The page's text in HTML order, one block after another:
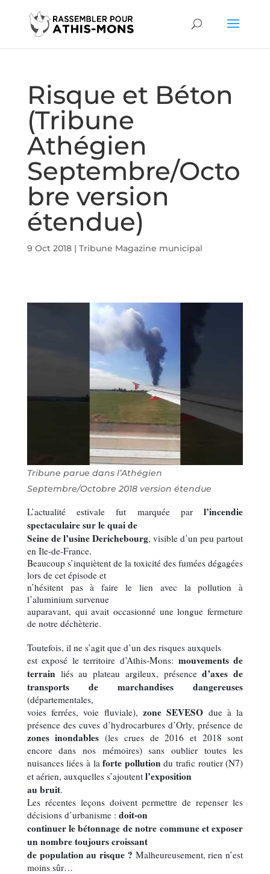
Risque et Béton
(Tribune
Athégien
Septembre/Octo
bre version
étendue)
9 Oct 2018| Tribune Magazine municipal
Tribune parue dans l’Athégien
Septembre/Octobre 2018 version étendue
L’actualité estivale fut marquée parl’incendie
spectaculaire sur le quai de
Seine de l’usine Derichebourg, visible d’un peu partout
en Ile-de-France.
Beaucoup s’inquiètent de la toxicité des fumées dégagées
lors de cet épisode et
n’hésitent pas à faire le lien avec la pollution à
l’aluminium survenue
auparavant, qui avait occasionné une longue fermeture
de notre déchèterie.
Toutefois, il ne s’agit que d’un des risques auxquels
est exposé le territoire d’Athis-Mons: mouvements de
terrain liés au plateau argileux, présenced’axes de
transports de marchandises dangereuses
(départementales,
voies ferrées, voie fluviale), zone SEVESO due à la
présence des cuves d’hydrocarbures d’Orly, présence de
zones inondables (les crues de 2016 et 2018 sont
encore dans nos mémoires) sans oublier toutes les
nuisances liées à laforte pollution du trafic routier (N7)
et aérien, auxquelles s’ajoutent l’exposition
au bruit.
Les récentes leçons doivent permettre de repenser les
décisions d’urbanisme : doit-on
continuer le bétonnage de notre commune et exposer
un nombre toujours croissant
de population au risque ? Malheureusement, rien n’est
moins sûr…